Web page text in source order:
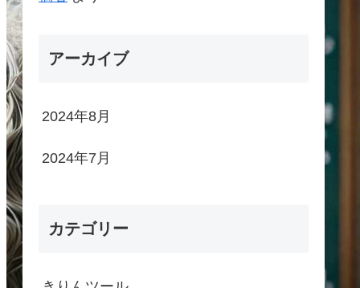
アーカイブ
2024年8月
2024年7月
カテゴリー